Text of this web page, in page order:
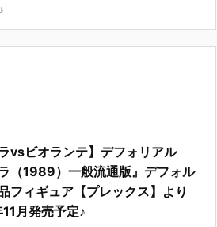
ラvsビオランテ】デフォリアル
ラ（1989）一般流通版』デフォル
フィギュア【プレックス】より
月発売予定♪